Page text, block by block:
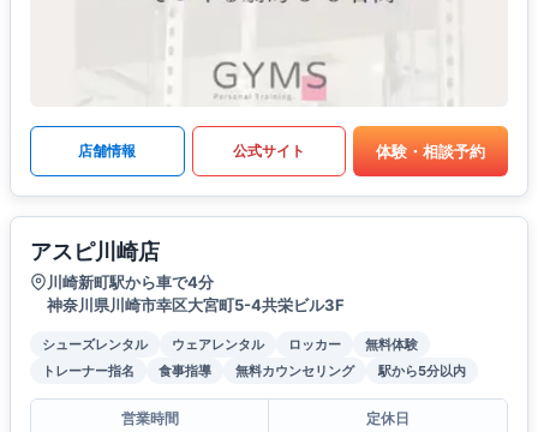
店舗情報 公式サイト 体験・相談予約
アスピ川崎店
川崎新町駅から車で4分
神奈川県川崎市幸区大宮町5-4共栄ビル3F
シューズレンタル ウェアレンタル ロッカー
無料体験
トレーナー指名
食事指導 無料カウンセリング 駅から5分以内
営業時間
定休日